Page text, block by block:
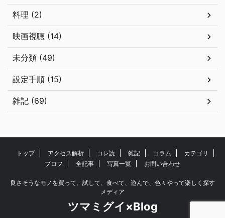
料理 (2)
映画視聴 (14)
未分類 (49)
設定手順 (15)
雑記 (69)
トップ アクセス解析 コレ読 雑記 コラム
カテゴリ
プロフ
全記事 写真一覧 お問い合わせ
良さそうなモノを買って、試して、食べて、遊んで、色々やって楽しく探す
メディア
ツマミグイ×Blog